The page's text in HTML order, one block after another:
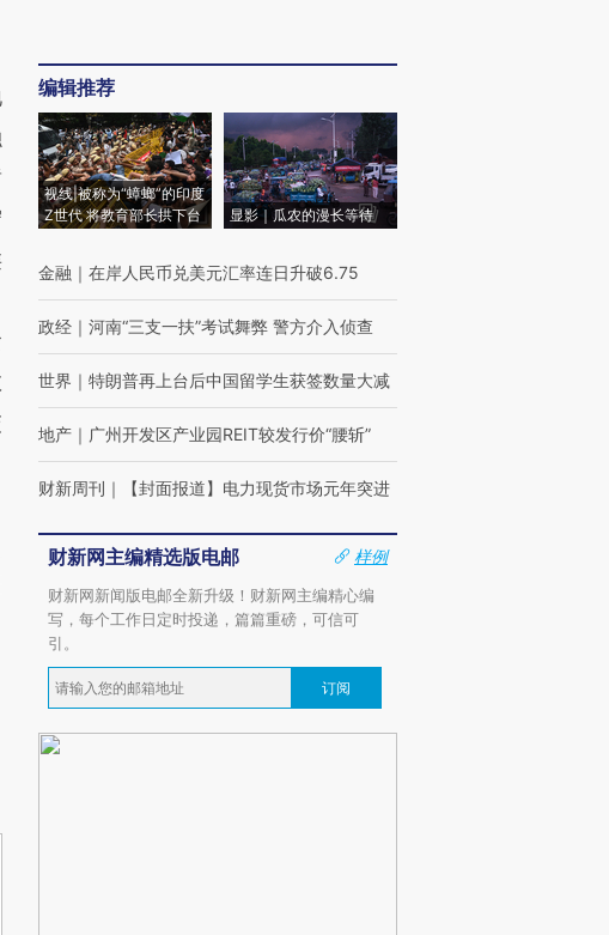
编辑推荐
视线|被称为“蟑螂”的印度
Z世代 将教育部长拱下台
显影｜瓜农的漫长等待
金融 ｜ 在岸人民币兑美元汇率连日升破6.75
政经 ｜ 河南“三支一扶”考试舞弊 警方介入侦查
世界 ｜ 特朗普再上台后中国留学生获签数量大减
地产 ｜ 广州开发区产业园REIT较发行价“腰斩”
财新周刊 ｜ 【封面报道】电力现货市场元年突进
财新网主编精选版电邮
样例
财新网新闻版电邮全新升级！财新网主编精心编
写，每个工作日定时投递，篇篇重磅，可信可
引。
订阅